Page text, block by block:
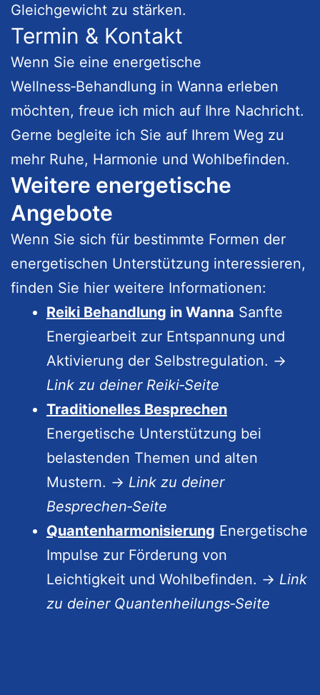
Gleichgewicht zu stärken.
Termin & Kontakt
Wenn Sie eine energetische
Wellness‑Behandlung in Wanna erleben
möchten, freue ich mich auf Ihre Nachricht.
Gerne begleite ich Sie auf Ihrem Weg zu
mehr Ruhe, Harmonie und Wohlbefinden.
Weitere energetische
Angebote
Wenn Sie sich für bestimmte Formen der
energetischen Unterstützung interessieren,
finden Sie hier weitere Informationen:
Reiki Behandlung in Wanna Sanfte
Energiearbeit zur Entspannung und
Aktivierung der Selbstregulation. →
Link zu deiner Reiki‑Seite
Traditionelles Besprechen
Energetische Unterstützung bei
belastenden Themen und alten
Mustern. → Link zu deiner
Besprechen‑Seite
Quantenharmonisierung Energetische
Impulse zur Förderung von
Leichtigkeit und Wohlbefinden. → Link
zu deiner Quantenheilungs‑Seite